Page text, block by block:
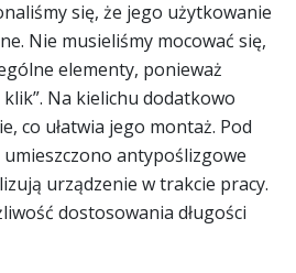
się, że jego użytkowanie
Nie musieliśmy mocować się,
elementy, ponieważ
klik”. Na kielichu dodatkowo
co ułatwia jego montaż. Pod
antypoślizgowe
urządzenie w trakcie pracy.
dostosowania długości